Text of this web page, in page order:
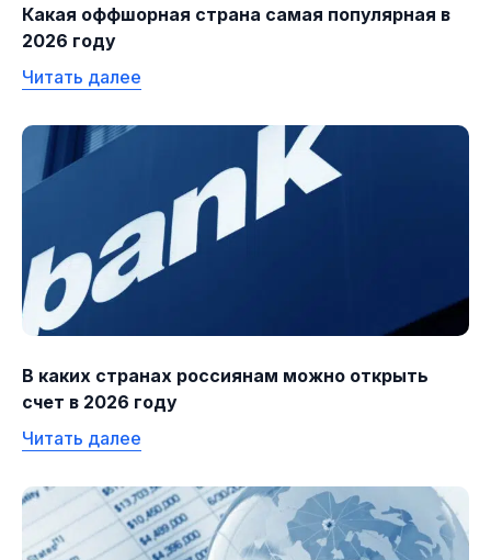
Какая оффшорная страна самая популярная в
2026 году
Читать далее
В каких странах россиянам можно открыть
счет в 2026 году
Читать далее